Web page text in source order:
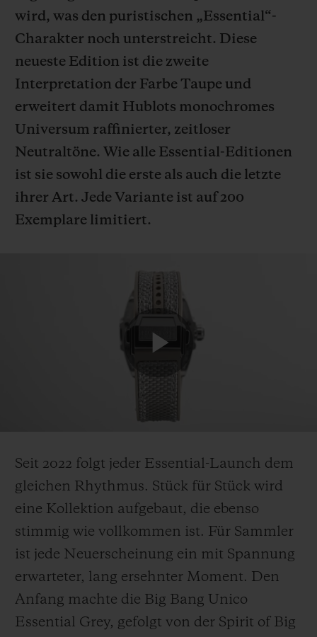
wird, was den puristischen „Essential“-
Charakter noch unterstreicht. Diese
neueste Edition ist die zweite
Interpretation der Farbe Taupe und
erweitert damit Hublots monochromes
Universum raffinierter, zeitloser
Neutraltöne. Wie alle Essential-Editionen
ist sie sowohl die erste als auch die letzte
ihrer Art. Jede Variante ist auf 200
Exemplare limitiert.
Seit 2022 folgt jeder Essential-Launch dem
gleichen Rhythmus. Stück für Stück wird
eine Kollektion aufgebaut, die ebenso
stimmig wie vollkommen ist. Für Sammler
ist jede Neuerscheinung ein mit Spannung
erwarteter, lang ersehnter Moment. Den
Anfang machte die Big Bang Unico
Essential Grey, gefolgt von der Spirit of Big
EINE BOUTIQUE FINDEN